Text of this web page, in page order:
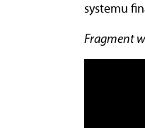
systemu
Fragment